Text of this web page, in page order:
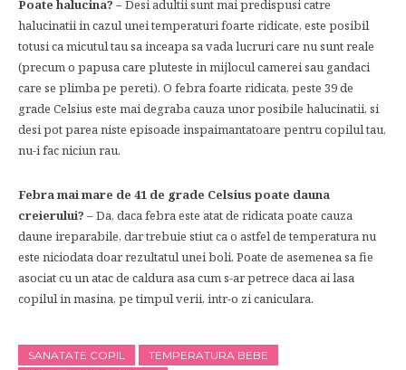
Poate halucina? – Desi adultii sunt mai predispusi catre
halucinatii in cazul unei temperaturi foarte ridicate, este posibil
totusi ca micutul tau sa inceapa sa vada lucruri care nu sunt reale
(precum o papusa care pluteste in mijlocul camerei sau gandaci
care se plimba pe pereti). O febra foarte ridicata, peste 39 de
grade Celsius este mai degraba cauza unor posibile halucinatii, si
desi pot parea niste episoade inspaimantatoare pentru copilul tau,
nu-i fac niciun rau.
Febra mai mare de 41 de grade Celsius poate dauna
creierului? – Da, daca febra este atat de ridicata poate cauza
daune ireparabile, dar trebuie stiut ca o astfel de temperatura nu
este niciodata doar rezultatul unei boli. Poate de asemenea sa fie
asociat cu un atac de caldura asa cum s-ar petrece daca ai lasa
copilul in masina, pe timpul verii, intr-o zi caniculara.
SANATATE COPIL
TEMPERATURA BEBE